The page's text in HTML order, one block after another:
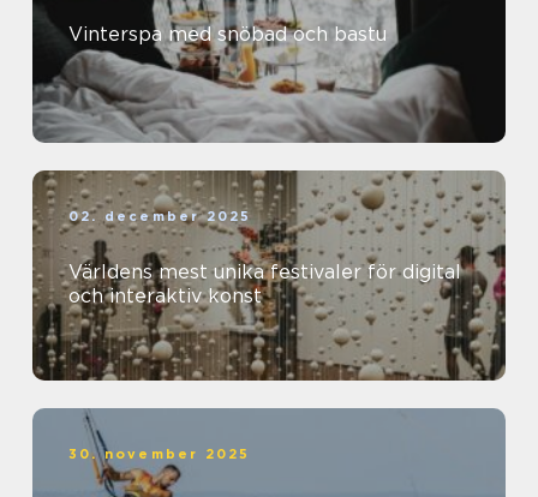
Vinterspa med snöbad och bastu
02. december 2025
Världens mest unika festivaler för digital
och interaktiv konst
30. november 2025